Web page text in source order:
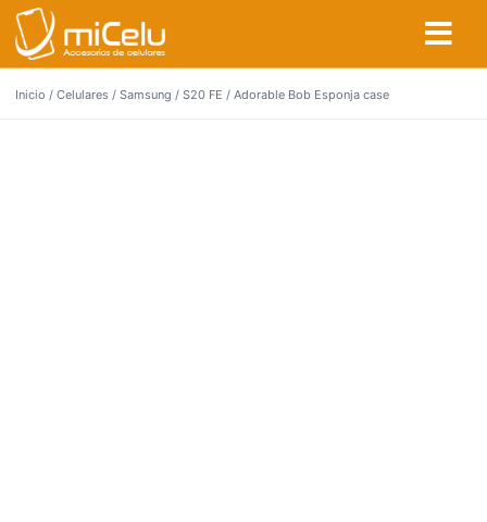
Inicio / Celulares / Samsung / S20 FE / Adorable Bob Esponja case